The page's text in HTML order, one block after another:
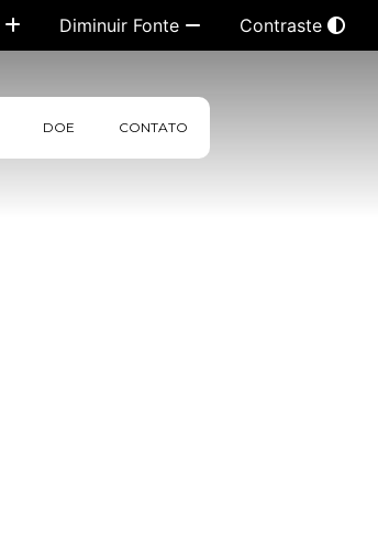
Diminuir Fonte Contraste
DOE CONTATO